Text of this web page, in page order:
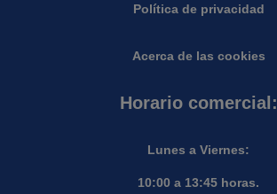
Política de privacidad
Acerca de las cookies
Horario comercial:
Lunes a Viernes:
10:00 a 13:45 horas.